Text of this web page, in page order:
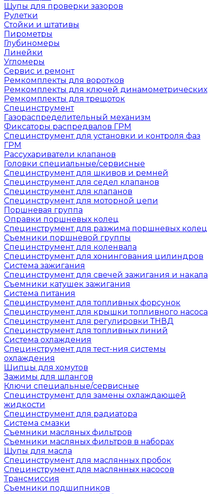
Щупы для проверки зазоров
Рулетки
Стойки и штативы
Пирометры
Глубиномеры
Линейки
Угломеры
Сервис и ремонт
Ремкомплекты для воротков
Ремкомплекты для ключей динамометрических
Ремкомплекты для трещоток
Специнструмент
Газораспределительный механизм
Фиксаторы распредвалов ГРМ
Специнструмент для установки и контроля фаз
ГРМ
Рассухариватели клапанов
Головки специальные/сервисные
Специнструмент для шкивов и ремней
Специнструмент для седел клапанов
Специнструмент для клапанов
Специнструмент для моторной цепи
Поршневая группа
Оправки поршневых колец
Специнструмент для разжима поршневых колец
Съемники поршневой группы
Специнструмент для коленвала
Специнструмент для хонингования цилиндров
Система зажигания
Специнструмент для свечей зажигания и накала
Съемники катушек зажигания
Система питания
Специнструмент для топливных форсунок
Специнструмент для крышки топливного насоса
Специнструмент для регулировки ТНВД
Специнструмент для топливных линий
Система охлаждения
Специнструмент для тест-ния системы
охлаждения
Щипцы для хомутов
Зажимы для шлангов
Ключи специальные/сервисные
Специнструмент для замены охлаждающей
жидкости
Специнструмент для радиатора
Система смазки
Съемники масляных фильтров
Съемники масляных фильтров в наборах
Щупы для масла
Специнструмент для маслянных пробок
Специнструмент для маслянных насосов
Трансмиссия
Съемники подшипников